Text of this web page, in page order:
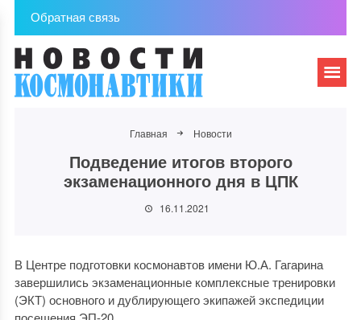
Обратная связь
Главная Новости
Подведение итогов второго
экзаменационного дня в ЦПК
16.11.2021
В Центре подготовки космонавтов имени Ю.А. Гагарина
завершились экзаменационные комплексные тренировки
(ЭКТ) основного и дублирующего экипажей экспедиции